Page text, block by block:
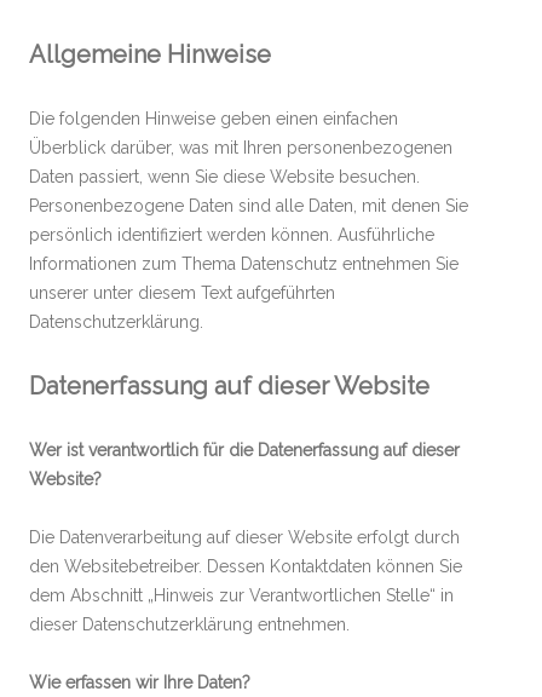
Allgemeine Hinweise
Die folgenden Hinweise geben einen einfachen
Überblick darüber, was mit Ihren personenbezogenen
Daten passiert, wenn Sie diese Website besuchen.
Personenbezogene Daten sind alle Daten, mit denen Sie
persönlich identifiziert werden können. Ausführliche
Informationen zum Thema Datenschutz entnehmen Sie
unserer unter diesem Text aufgeführten
Datenschutzerklärung.
Datenerfassung auf dieser Website
Wer ist verantwortlich für die Datenerfassung auf dieser
Website?
Die Datenverarbeitung auf dieser Website erfolgt durch
den Websitebetreiber. Dessen Kontaktdaten können Sie
dem Abschnitt „Hinweis zur Verantwortlichen Stelle“ in
dieser Datenschutzerklärung entnehmen.
Wie erfassen wir Ihre Daten?